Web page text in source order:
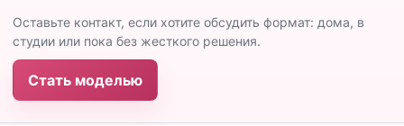
Оставьте контакт, если хотите обсудить формат: дома, в
студии или пока без жесткого решения.
Стать моделью